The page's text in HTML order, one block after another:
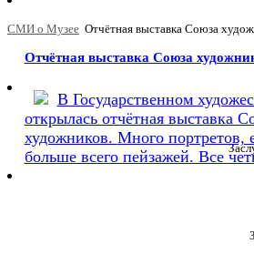
СМИ о Музее Отчётная выставка Союза
Отчётная выставка Союза
В Государственном
открылась отчётная выставка
художников. Много портретов,
больше всего пейзажей. Все